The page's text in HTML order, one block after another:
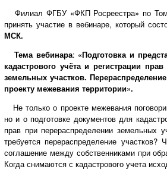
Филиал ФГБУ «ФКП Росреестра» по
принять участие в вебинаре, который
МСК.
Тема вебинара: «Подготовка и
кадастрового учёта и регистрации
земельных участков.
проекту межевания территории».
Не только о проекте межевания
но и о подготовке документов для
прав при перераспределении земельных
требуется перераспределение участков?
соглашение между собственниками при
Когда снимаются с кадастрового учета